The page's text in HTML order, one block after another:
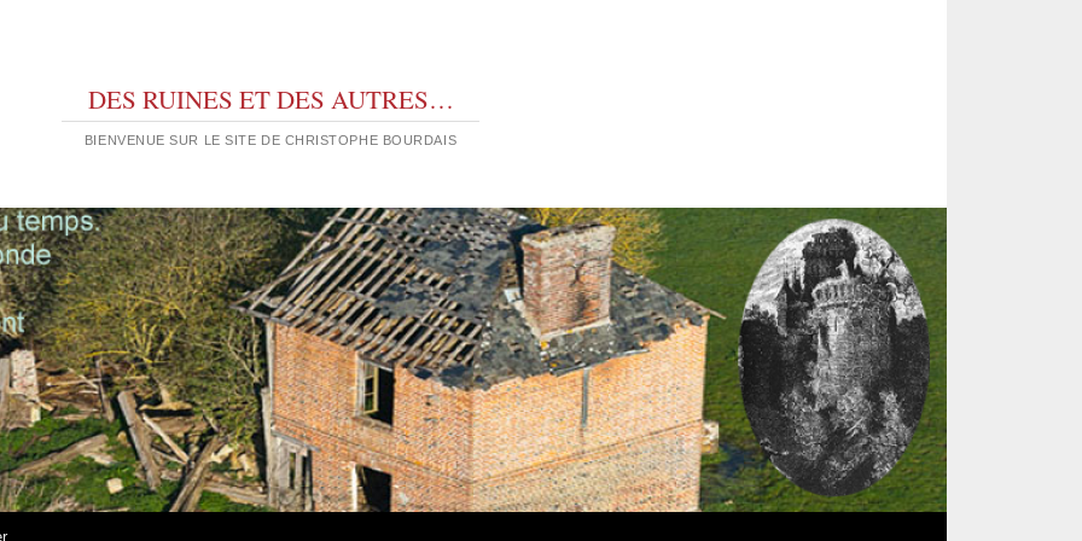
DES RUINES ET DES AUTRES…
BIENVENUE SUR LE SITE DE CHRISTOPHE BOURDAIS